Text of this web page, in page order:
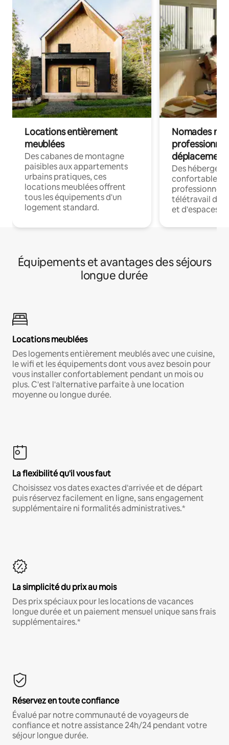
Locations entièrement
meublées
Des cabanes de montagne
paisibles aux appartements
urbains pratiques, ces
locations meublées offrent
tous les équipements d'un
logement standard.
Nomades
déplacement
Des
confortables
professionnels
télétravail
et d'espaces
Équipements et avantages des séjours
longue durée
Locations meublées
Des logements entièrement meublés avec une cuisine,
le wifi et les équipements dont vous avez besoin pour
vous installer confortablement pendant un mois ou
plus. C'est l'alternative parfaite à une location
moyenne ou longue durée.
La flexibilité qu'il vous faut
Choisissez vos dates exactes d'arrivée et de départ
puis réservez facilement en ligne, sans engagement
supplémentaire ni formalités administratives.*
La simplicité du prix au mois
Des prix spéciaux pour les locations de vacances
longue durée et un paiement mensuel unique sans frais
supplémentaires.*
Réservez en toute confiance
Évalué par notre communauté de voyageurs de
confiance et notre assistance 24h/24 pendant votre
séjour longue durée.